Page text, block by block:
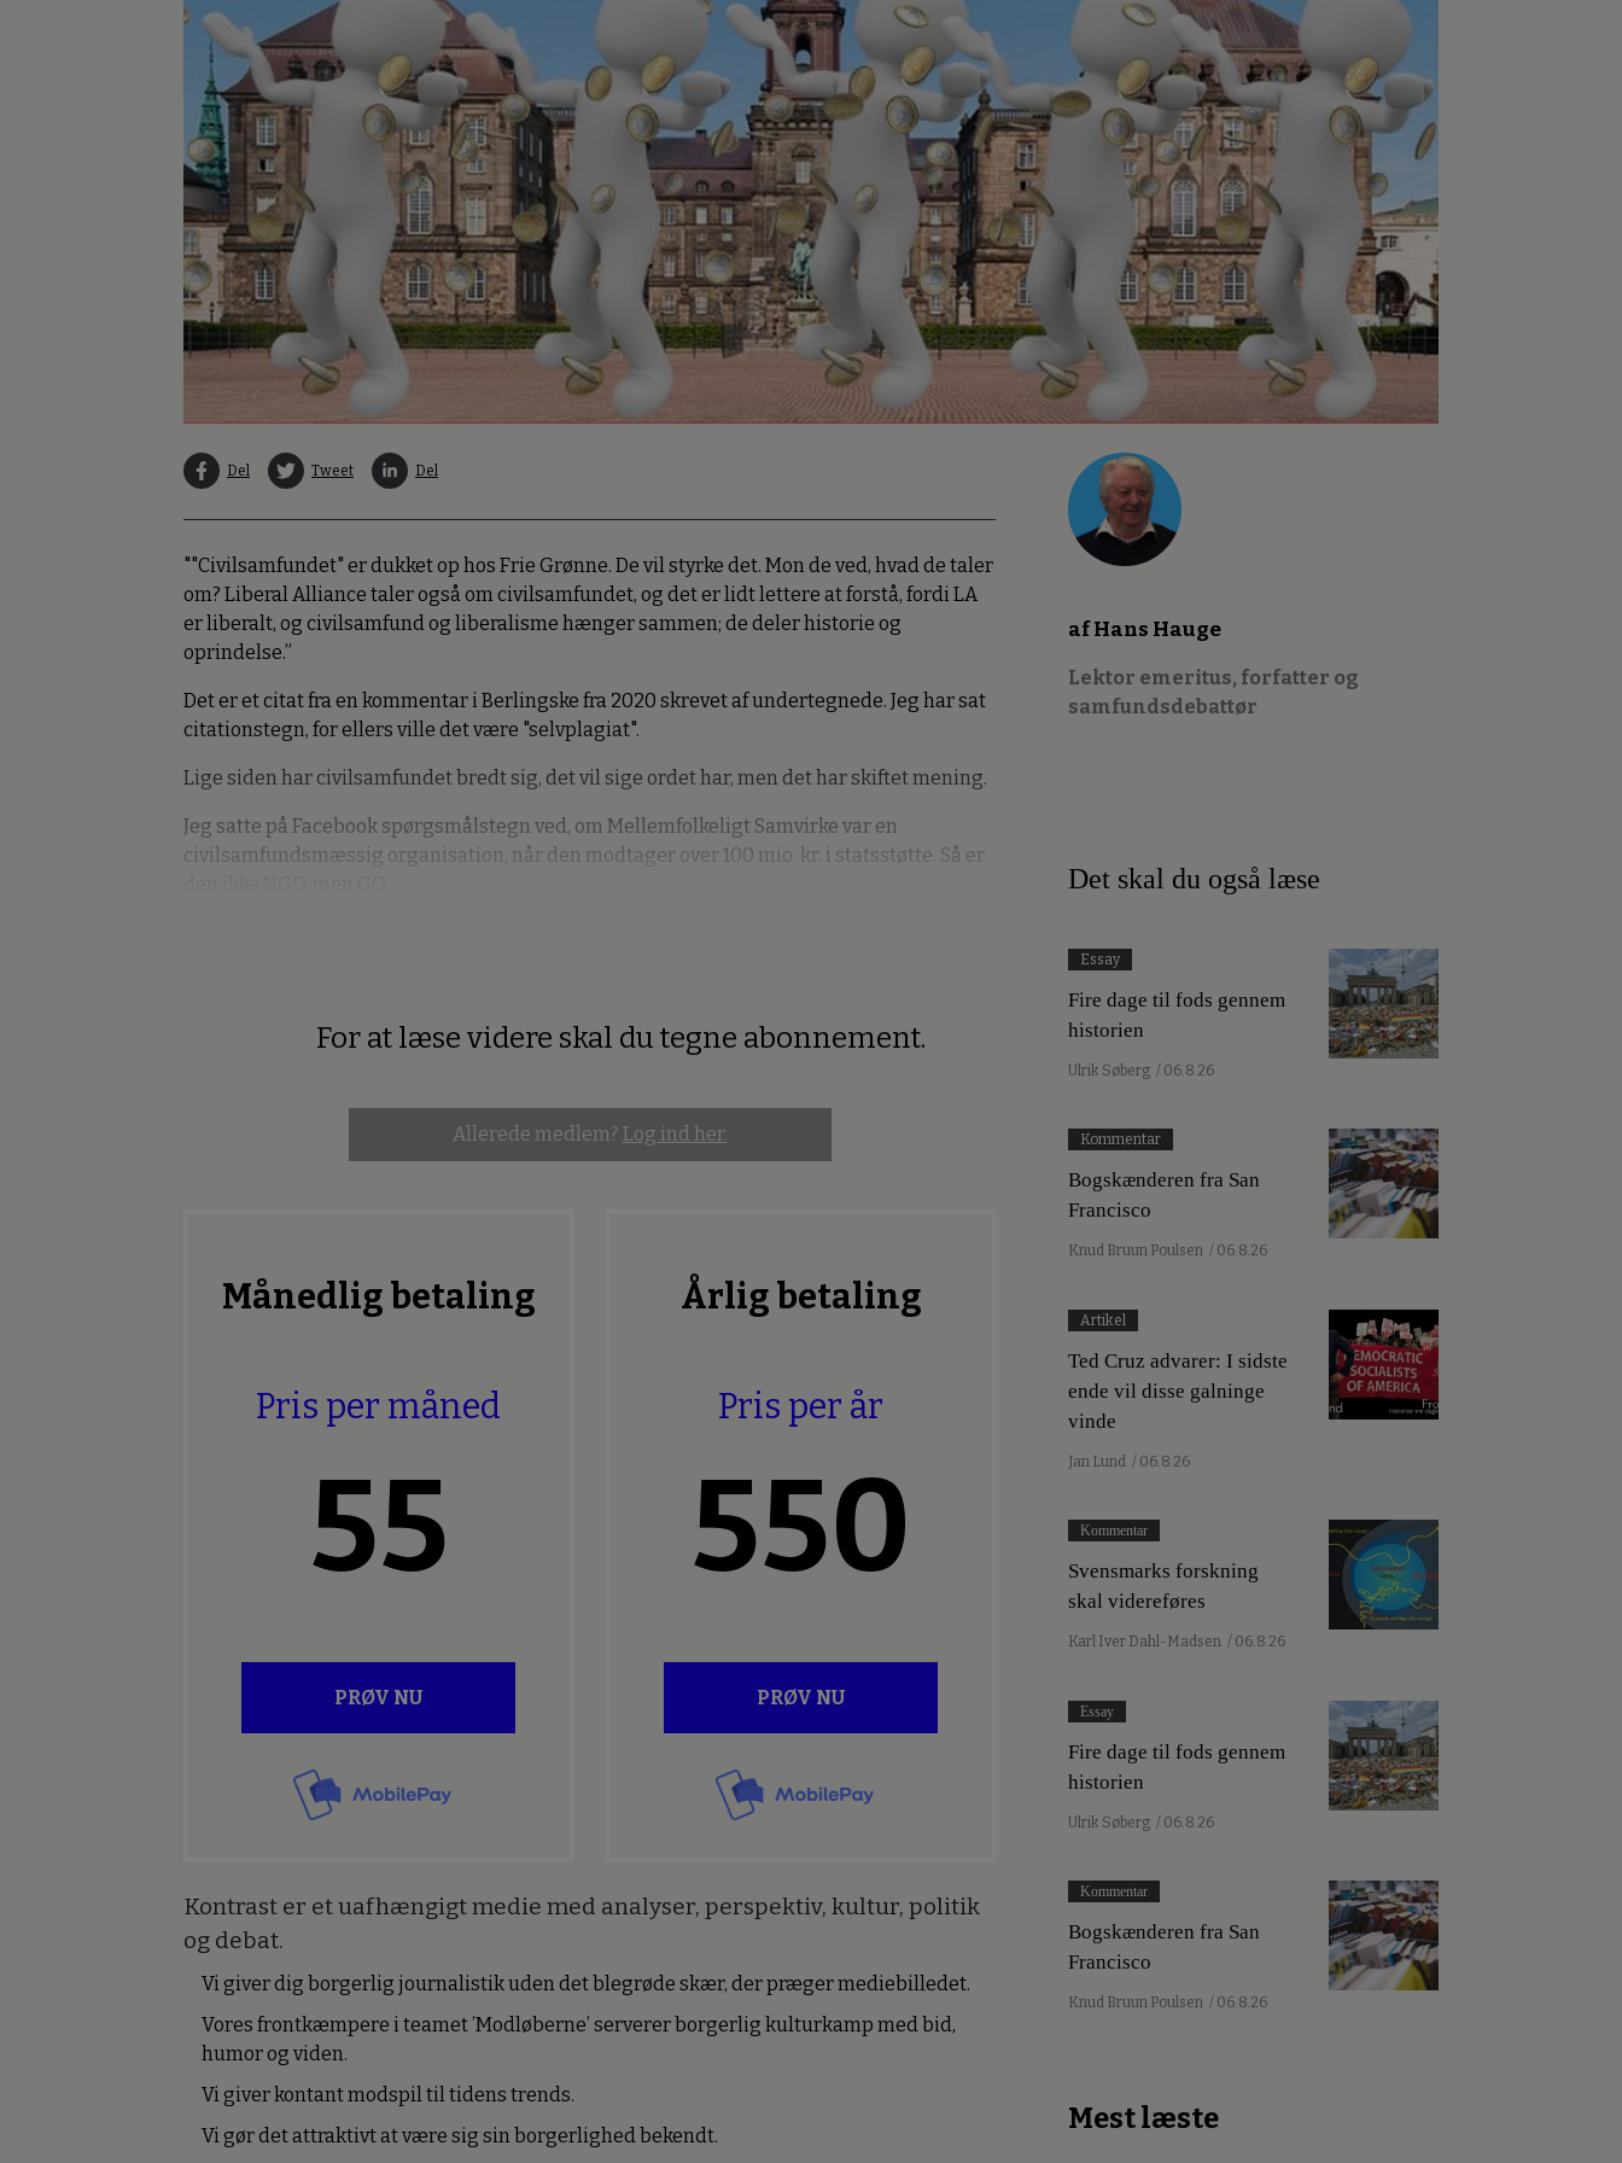
Del Tweet Del
""Civilsamfundet" er dukket op hos Frie Grønne. De vil styrke det. Mon de ved, hvad de taler
om? Liberal Alliance taler også om civilsamfundet, og det er lidt lettere at forstå, fordi LA
er liberalt, og civilsamfund og liberalisme hænger sammen; de deler historie og
oprindelse.”
Det er et citat fra en kommentar i Berlingske fra 2020 skrevet af undertegnede. Jeg har sat
citationstegn, for ellers ville det være "selvplagiat".
Lige siden har civilsamfundet bredt sig, det vil sige ordet har, men det har skiftet mening.
Jeg satte på Facebook spørgsmålstegn ved, om Mellemfolkeligt Samvirke var en
civilsamfundsmæssig organisation, når den modtager over 100 mio. kr. i statsstøtte. Så er
PremiumFor at læse videre skal du tegne abonnement.
Allerede medlem? Log ind her.
Månedlig betaling
Pris per måned
55
PRØV NU
Årlig betaling
Pris per år
550
PRØV NU
Kontrast er et uafhængigt medie med analyser, perspektiv, kultur, politik
og debat.
Vi giver dig borgerlig journalistik uden det blegrøde skær, der præger mediebilledet.
Vores frontkæmpere i teamet ’Modløberne’ serverer borgerlig kulturkamp med bid,
humor og viden.
Vi giver kontant modspil til tidens trends.
Vi gør det attraktivt at være sig sin borgerlighed bekendt.
af Hans Hauge
Lektor emeritus, forfatter og
samfundsdebattør
Det skal du også læse
Essay
Fire dage til fods gennem
historien
Ulrik Søberg / 06.8.26
Kommentar
Bogskænderen fra San
Francisco
Knud Bruun Poulsen / 06.8.26
Artikel
Ted Cruz advarer: I sidste
ende vil disse galninge
vinde
Jan Lund / 06.8.26
Kommentar
Svensmarks forskning
skal videreføres
Karl Iver Dahl-Madsen / 06.8.26
Essay
Fire dage til fods gennem
historien
Ulrik Søberg / 06.8.26
Kommentar
Bogskænderen fra San
Francisco
Knud Bruun Poulsen / 06.8.26
Mest læste